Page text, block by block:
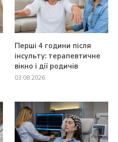
Перші 4 години після
інсульту: терапевтичне
вікно і дії родичів
03.08.2026